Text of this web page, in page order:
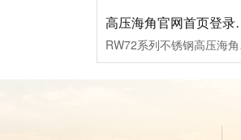
高压海
RW72系列不